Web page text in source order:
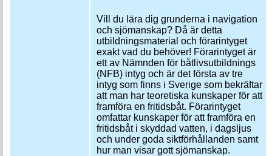
Vill du lära dig grunderna i navigation
och sjömanskap? Då är detta
utbildningsmaterial och förarintyget
exakt vad du behöver! Förarintyget är
ett av Nämnden för båtlivsutbildnings
(NFB) intyg och är det första av tre
intyg som finns i Sverige som bekräftar
att man har teoretiska kunskaper för att
framföra en fritidsbåt. Förarintyget
omfattar kunskaper för att framföra en
fritidsbåt i skyddad vatten, i dagsljus
och under goda siktförhållanden samt
hur man visar gott sjömanskap.